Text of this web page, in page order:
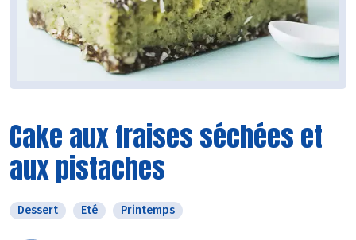
Cake aux fraises séchées et
aux pistaches
Dessert Eté Printemps